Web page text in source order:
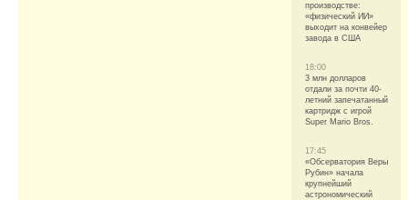
производстве:
«физический ИИ»
выходит на конвейер
завода в США
18:00
3 млн долларов
отдали за почти 40-
летний запечатанный
картридж с игрой
Super Mario Bros.
17:45
«Обсерватория Веры
Рубин» начала
крупнейший
астрономический